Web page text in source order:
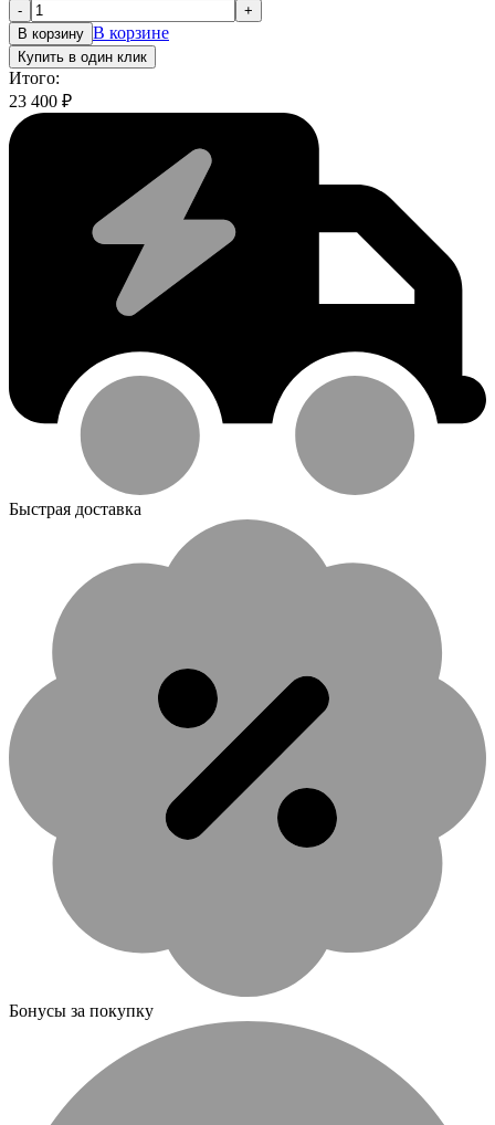
-
+
В корзину В корзине
Купить в один клик
Итого:
23 400 ₽
Быстрая доставка
Бонусы за покупку